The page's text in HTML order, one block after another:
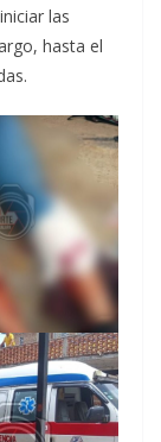
las
hasta el